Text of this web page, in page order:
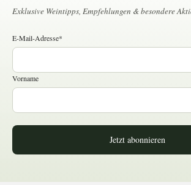
Exklusive Weintipps, Empfehlungen & besondere
E-Mail-Adresse*
Vorname
Jetzt abonnieren